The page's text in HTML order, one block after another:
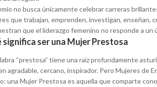
no busca únicamente celebrar carreras
que trabajan, emprenden, investigan, enseñan,
que el liderazgo femenino no responde a un
significa ser una Mujer Prestosa
“prestosa” tiene una raíz profundamente
agradable, cercano, inspirador. Pero Mujeres de
una Mujer Prestosa es aquella que comparte